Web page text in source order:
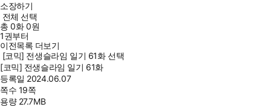
소장하기
전체 선택
총0화0원
1권부터
이전목록 더보기
[코믹] 전생슬라임 일기 61화 선택
[코믹] 전생슬라임 일기 61화
등록일 2024.06.07
쪽수 19쪽
용량 27.7MB